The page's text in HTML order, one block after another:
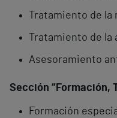
Tratamiento de
Tratamiento de
Asesoramiento
Sección “Formación,
Formación